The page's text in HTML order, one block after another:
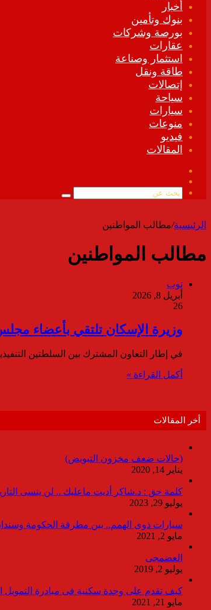
أخبار
بنوك وتأمين
بورصة وشركات
عقارات
استثمار وصناعة
طاقة ونقل
إتصالات
سياحة
سيارات
منوعات
فيديو
المقالات
الموقع
بحث
الرئيسية/مطالب المواطنين
مطالب المواطنين
توب
أبريل 8, 2026
26
وزيرة الإسكان تلتقي بأعضاء
في إطار التعاون المشترك بين السلطتين
أكمل القراءة »
أخر المقالات
(حالات ضعف مخزون التبويض)
يناير 14, 2020
كلمة حق : د.شاكر أديت ماعليك .. لن ينسى التاريخ ١٠ سنوات بدون
يوليو 29, 2023
سيارات ذوى الهمم.. بين مطرقة الحكومة
مايو 2, 2021
العضمجى
يوليو 2, 2019
كيف تقدم على وحدة سكنية فى مبادرة التمويل
مايو 21, 2021